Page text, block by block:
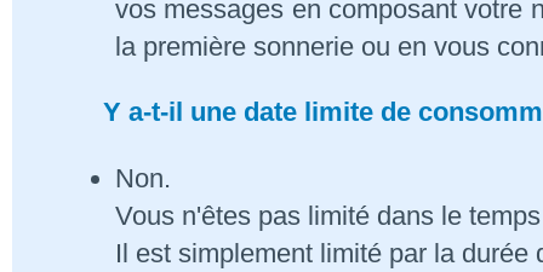
vos messages en composant votre
la première sonnerie ou en vous
Y a-t-il une date limite de
Non.
Vous n'êtes pas limité dans le
Il est simplement limité par la durée